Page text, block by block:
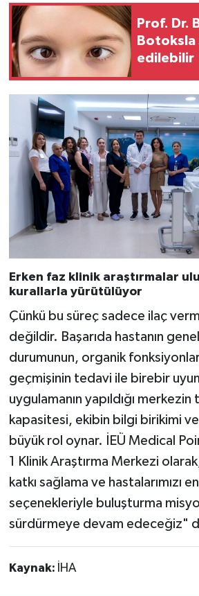
Prof. Dr.
Botoksla
edilebilir
Erken faz klinik araştırmalar
kurallarla yürütülüyor
Çünkü bu süreç sadece ilaç
değildir. Başarıda hastanın
durumunun, organik
geçmişinin tedavi ile birebir
uygulamanın yapıldığı
kapasitesi, ekibin bilgi birikimi
büyük rol oynar. İEÜ Medical
1 Klinik Araştırma Merkezi
katkı sağlama ve hastalarımızı
seçenekleriyle buluşturma
sürdürmeye devam edeceğiz"
Kaynak: İHA